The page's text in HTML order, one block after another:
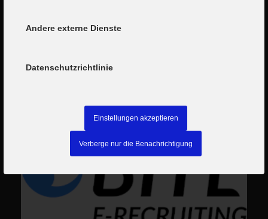
Andere externe Dienste
Datenschutzrichtlinie
Einstellungen akzeptieren
Verberge nur die Benachrichtigung